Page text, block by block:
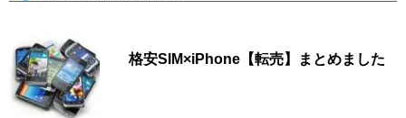
格安SIM×iPhone【転売】まとめました